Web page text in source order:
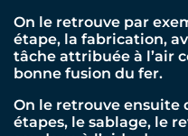
On le retrouve par
étape, la fabrication,
tâche attribuée à l’air
bonne fusion du fer.
On le retrouve ensuite
étapes, le sablage, le